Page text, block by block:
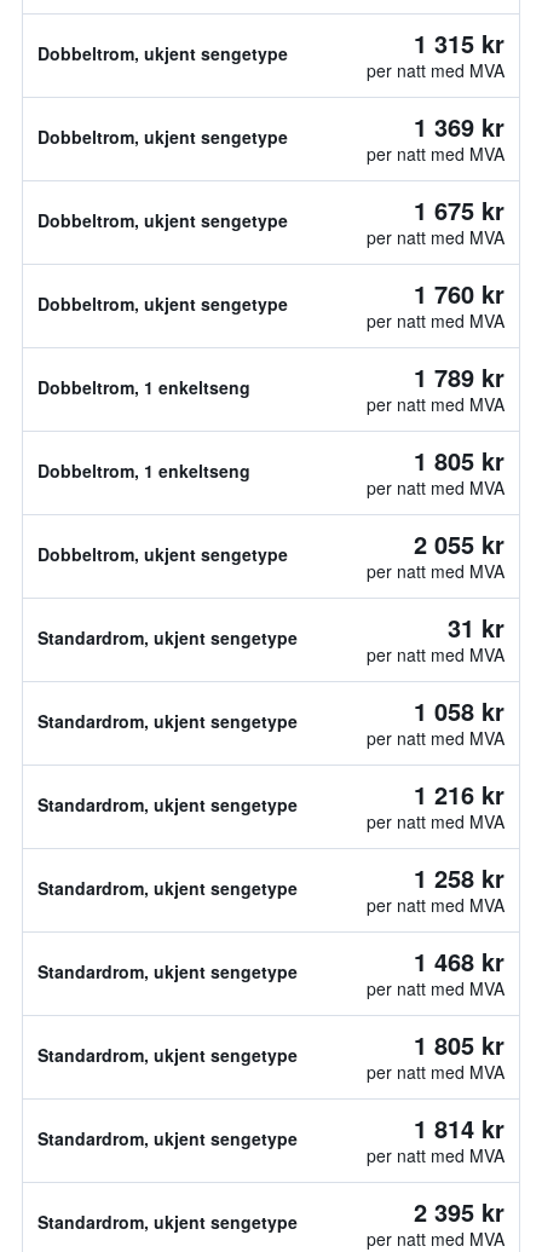
Dobbeltrom, ukjent sengetype 1 315 kr
per natt med MVA
Dobbeltrom, ukjent sengetype 1 369 kr
per natt med MVA
Dobbeltrom, ukjent sengetype 1 675 kr
per natt med MVA
Dobbeltrom, ukjent sengetype 1 760 kr
per natt med MVA
Dobbeltrom, 1 enkeltseng 1 789 kr
per natt med MVA
Dobbeltrom, 1 enkeltseng 1 805 kr
per natt med MVA
Dobbeltrom, ukjent sengetype 2 055 kr
per natt med MVA
Standardrom, ukjent sengetype 31 kr
per natt med MVA
Standardrom, ukjent sengetype 1 058 kr
per natt med MVA
Standardrom, ukjent sengetype 1 216 kr
per natt med MVA
Standardrom, ukjent sengetype 1 258 kr
per natt med MVA
Standardrom, ukjent sengetype 1 468 kr
per natt med MVA
Standardrom, ukjent sengetype 1 805 kr
per natt med MVA
Standardrom, ukjent sengetype 1 814 kr
per natt med MVA
Standardrom, ukjent sengetype 2 395 kr
per natt med MVA